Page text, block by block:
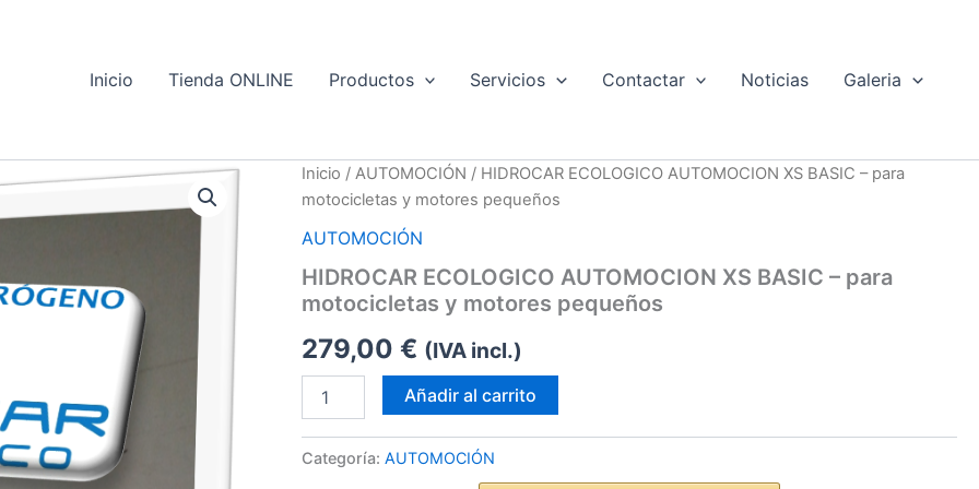
Inicio Tienda ONLINE Productos Servicios Contactar Noticias Galeria
Inicio /AUTOMOCIÓN / HIDROCAR ECOLOGICO AUTOMOCION XS BASIC – para
motocicletas y motores pequeños
AUTOMOCIÓN
HIDROCAR ECOLOGICO AUTOMOCION XS BASIC – para
motocicletas y motores pequeños
279,00€ (IVA incl.)
ECOLOGICO
XS
BASIC
Añadir al carrito
Categoría:AUTOMOCIÓN